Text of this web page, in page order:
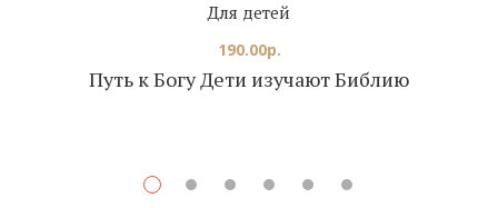
Путь к Богу Дети изучают Библию
Для детей
190.00р.